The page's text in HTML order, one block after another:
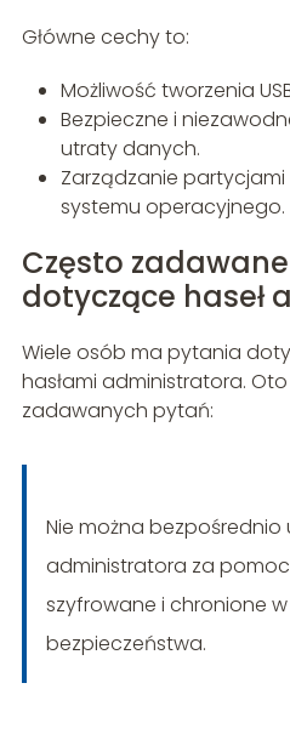
Główne cechy to:
Możliwość tworzenia
Bezpieczne i
utraty danych.
Zarządzanie
systemu operacyjnego.
Często
dotyczące haseł
Wiele osób ma pytania
hasłami administratora.
zadawanych pytań:
Nie można bezpośrednio
administratora za
szyfrowane i chronione
bezpieczeństwa.